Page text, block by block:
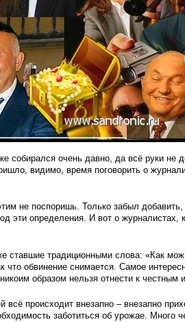
собирался очень давно, да всё руки
видимо, время поговорить о
не поспоришь. Только забыл
эти определения. И вот о
ставшие традиционными слова: «Как
что обвинение снимается. Самое
образом нельзя отнести к честным
всё происходит внезапно – внезапно
заботиться об урожае. Много